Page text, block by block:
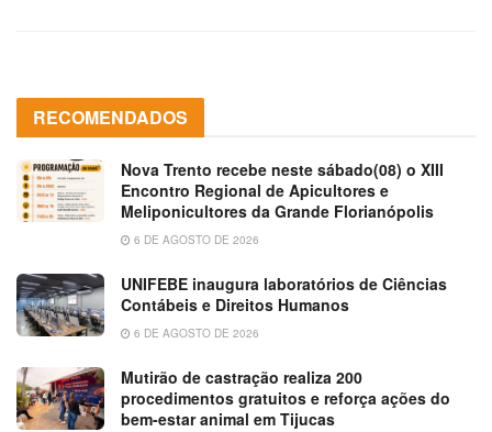
RECOMENDADOS
Nova Trento recebe neste sábado(08) o XIII
Encontro Regional de Apicultores e
Meliponicultores da Grande Florianópolis
6 DE AGOSTO DE 2026
UNIFEBE inaugura laboratórios de Ciências
Contábeis e Direitos Humanos
6 DE AGOSTO DE 2026
Mutirão de castração realiza 200
procedimentos gratuitos e reforça ações do
bem-estar animal em Tijucas